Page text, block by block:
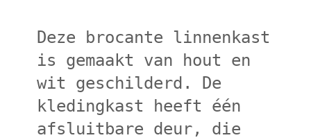
Deze brocante linnenkast
is gemaakt van hout en
wit geschilderd. De
kledingkast heeft één
afsluitbare deur, die